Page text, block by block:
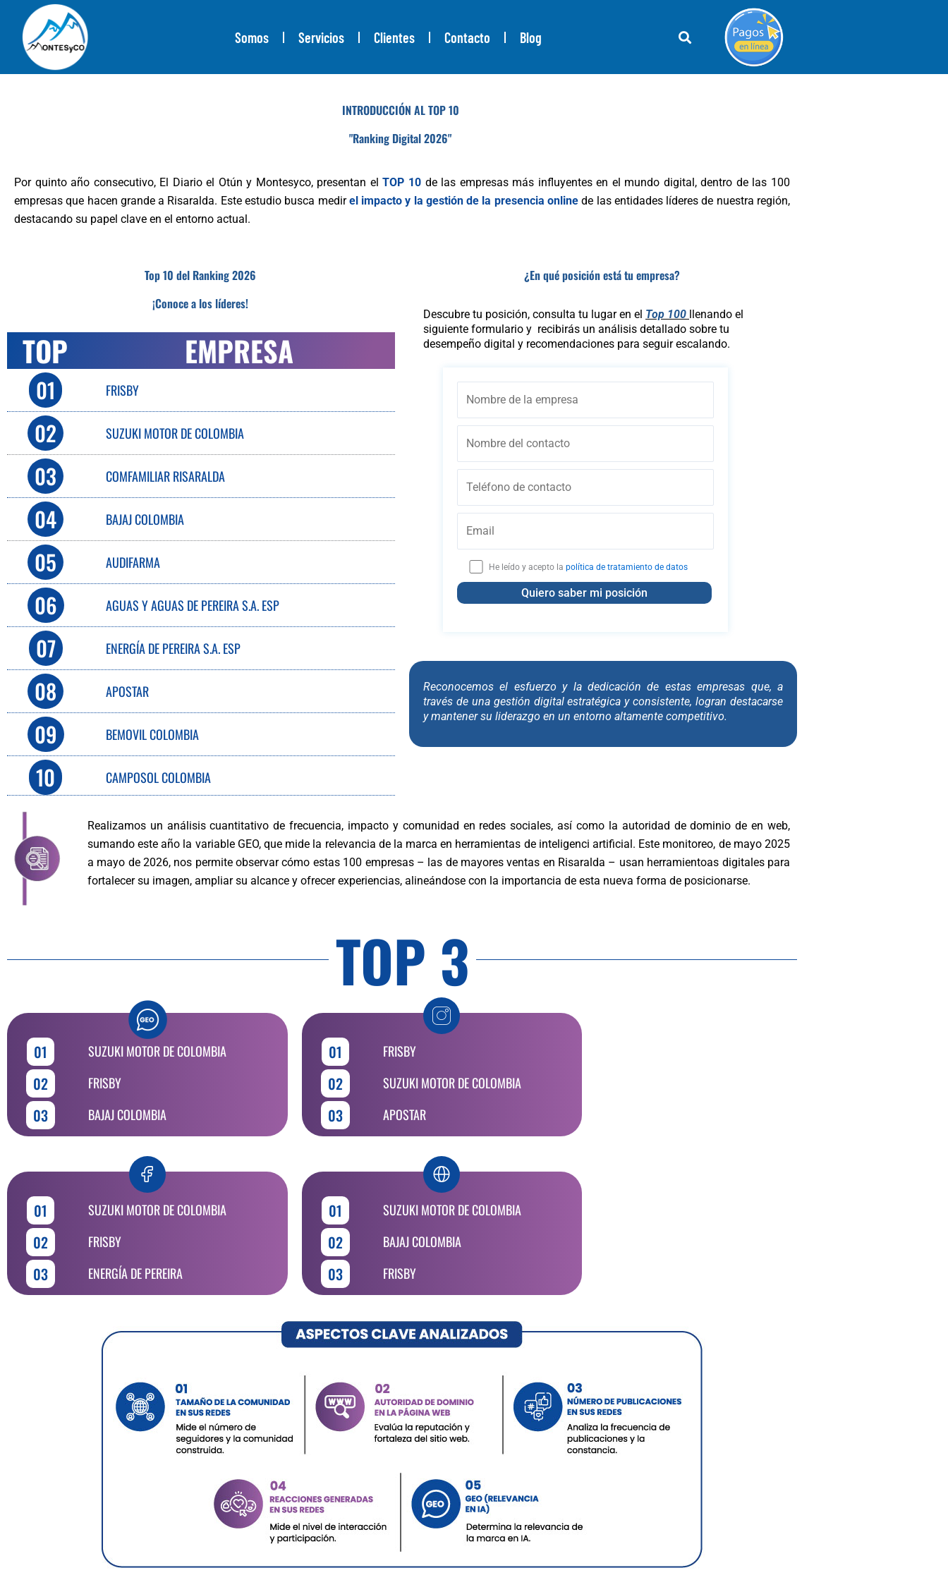
contenido
Somos Servicios Clientes Contacto Blog
INTRODUCCIÓN AL TOP 10
"Ranking Digital 2026"
Por quinto año consecutivo, El Diario el Otún y Montesyco, presentan elTOP 10 de las empresas más influyentes en el mundo digital, dentro de las 100
empresas que hacen grande a Risaralda. Este estudio busca medirel impacto y la gestión de la presencia online de las entidades líderes de nuestra región,
destacando su papel clave en el entorno actual.
Top 10 del Ranking 2026
¡Conoce a los líderes!
TOP EMPRESA
01 FRISBY
02 SUZUKI MOTOR DE COLOMBIA​
03 COMFAMILIAR RISARALDA
04 BAJAJ COLOMBIA
05 AUDIFARMA
06 AGUAS Y AGUAS DE PEREIRA S.A. ESP​
07 ENERGÍA DE PEREIRA S.A. ESP
08 APOSTAR
09 BEMOVIL COLOMBIA
10 CAMPOSOL COLOMBIA
¿En qué posición está tu empresa?
Descubre tu posición, consulta tu lugar en el Top 100
llenando el
siguiente formulario y recibirás un análisis detallado sobre tu
desempeño digital y recomendaciones para seguir escalando.
He leído y acepto lapolítica de tratamiento de datos
Reconocemos el esfuerzo y la dedicación de estas empresas que, a
través de una gestión digital estratégica y consistente, logran destacarse
y mantener su liderazgo en un entorno altamente competitivo.
Realizamos un análisis cuantitativo de frecuencia, impacto y comunidad en redes sociales, así como la autoridad de dominio de en web,
sumando este año la variable GEO, que mide la relevancia de la marca en herramientas de inteligenci artificial. Este monitoreo, de mayo 2025
a mayo de 2026, nos permite observar cómo estas 100 empresas – las de mayores ventas en Risaralda – usan herramientoas digitales para
fortalecer su imagen, ampliar su alcance y ofrecer experiencias, alineándose con la importancia de esta nueva forma de posicionarse.
TOP 3
01 SUZUKI MOTOR DE COLOMBIA
02 FRISBY
03 BAJAJ COLOMBIA
01 FRISBY
02 SUZUKI MOTOR DE COLOMBIA
03 APOSTAR
01 SUZUKI MOTOR DE COLOMBIA
02 FRISBY
03 ENERGÍA DE PEREIRA
01 SUZUKI MOTOR DE COLOMBIA
02 BAJAJ COLOMBIA
03 FRISBY